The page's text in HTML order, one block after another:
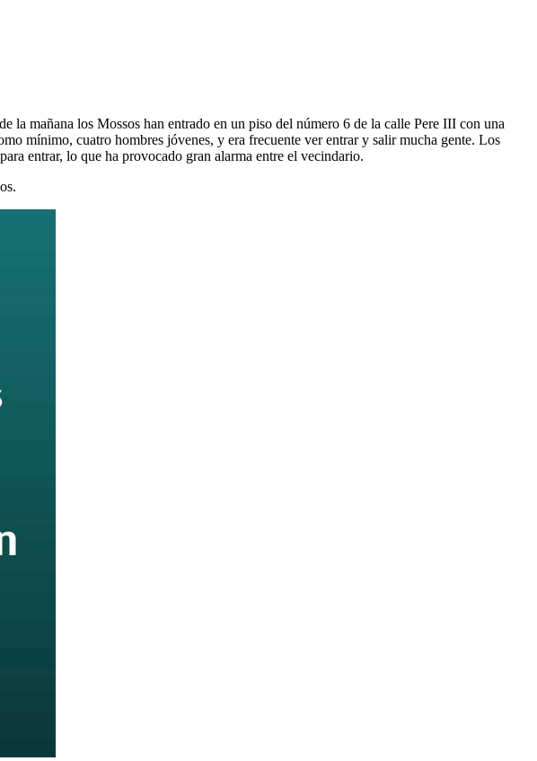
la mañana los Mossos han entrado en un piso del número 6 de la calle Pere III con una
mínimo, cuatro hombres jóvenes, y era frecuente ver entrar y salir mucha gente. Los
entrar, lo que ha provocado gran alarma entre el vecindario.